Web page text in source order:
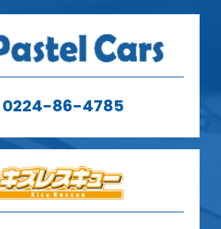
0224-86-4785